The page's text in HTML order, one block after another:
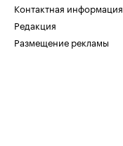
Контактная информация
Редакция
Размещение рекламы